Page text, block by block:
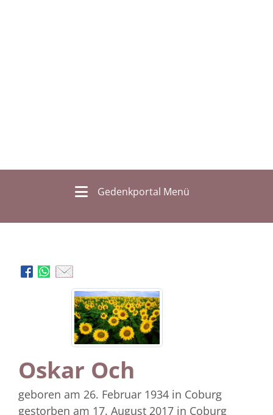
Gedenkportal Menü
Oskar Och
geboren am 26. Februar 1934 in Coburg
gestorben am 17. August 2017 in Coburg